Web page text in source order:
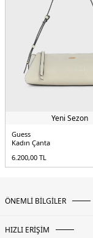
- Sap
Yeni Sezon
Guess
Kadın Çanta
6.200,00 TL
ÖNEMLİ BİLGİLER
HIZLI ERİŞİM